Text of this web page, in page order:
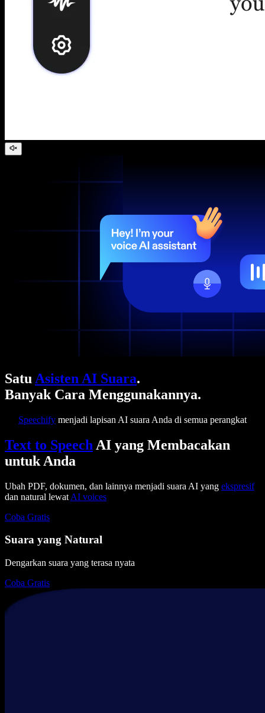
Satu Asisten AI Suara.
Banyak Cara Menggunakannya.
Speechify menjadi lapisan AI suara Anda di semua perangkat
Text to Speech AI yang Membacakan
untuk Anda
Ubah PDF, dokumen, dan lainnya menjadi suara AI yang ekspresif
dan natural lewat AI voices
Coba Gratis
Suara yang Natural
Dengarkan suara yang terasa nyata
Coba Gratis